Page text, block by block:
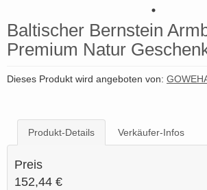
Baltischer Bernstein
Premium Natur
Dieses Produkt wird angeboten von:
Produkt-Details Verkäufer-Infos
Preis
152,44 €